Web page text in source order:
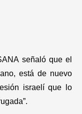
señaló que el
está de nuevo
israelí que lo